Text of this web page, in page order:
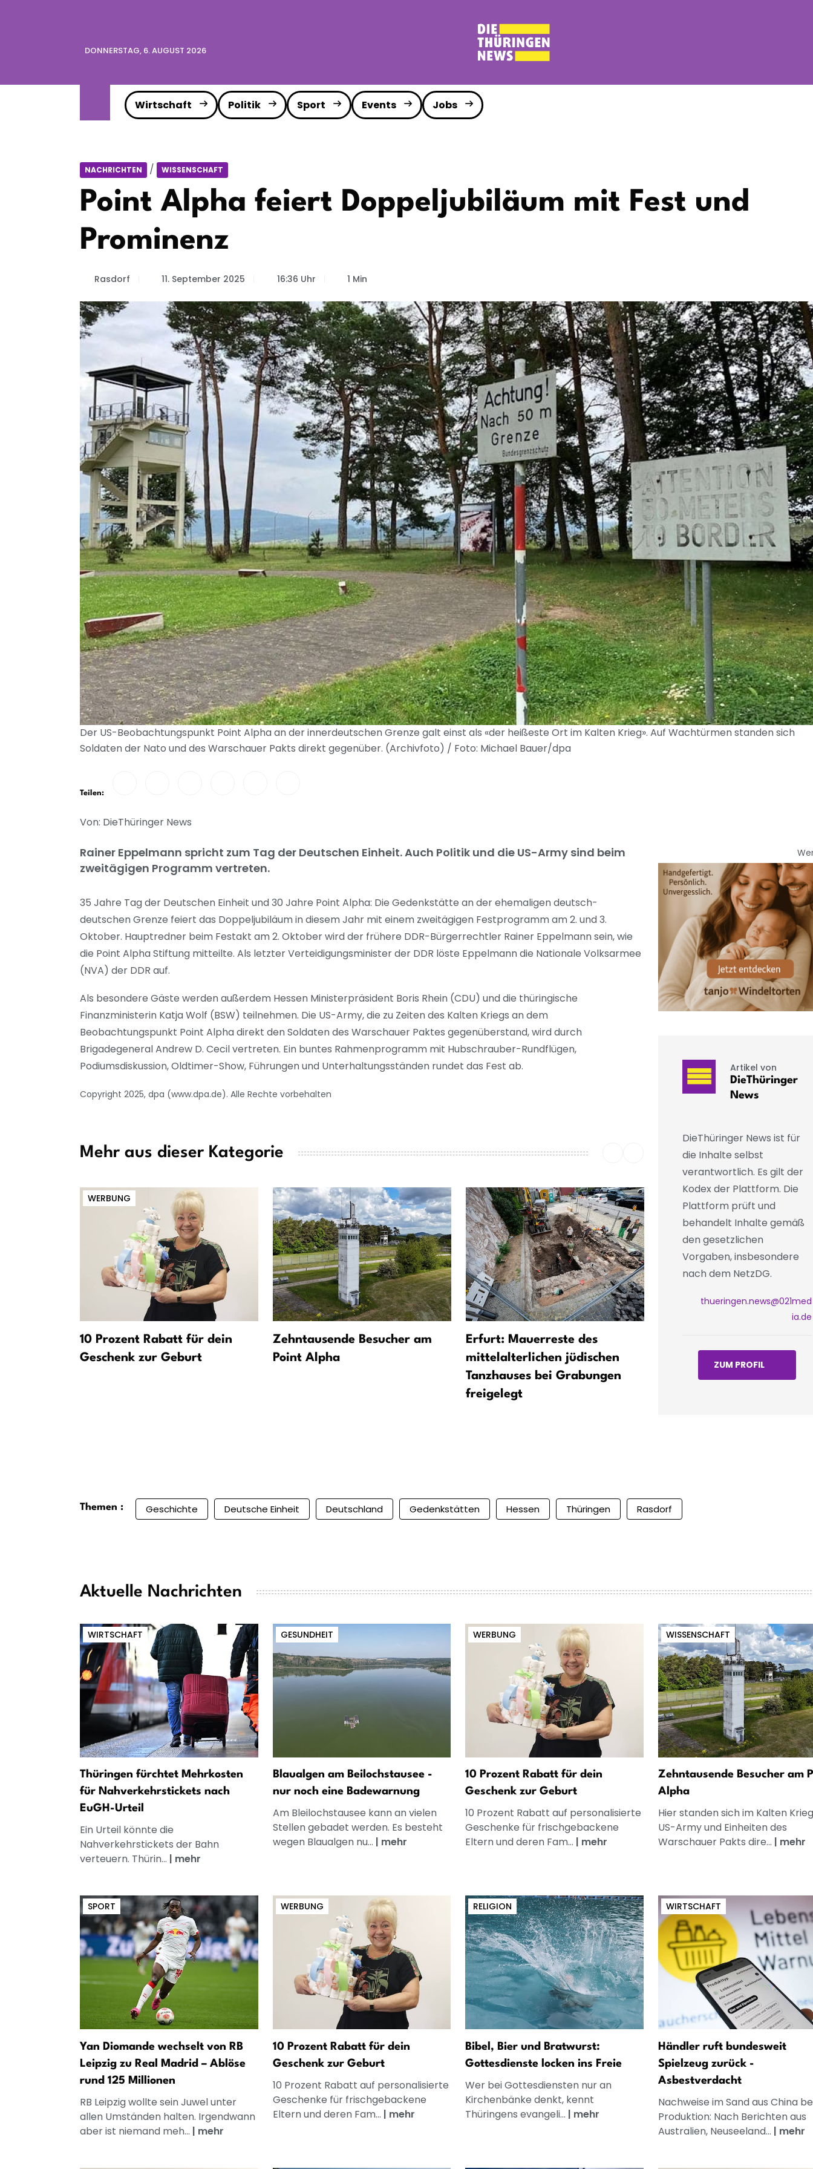
DONNERSTAG, 6. AUGUST 2026
Wirtschaft Politik Sport Events Jobs
NACHRICHTEN / WISSENSCHAFT
Point Alpha feiert Doppeljubiläum mit Fest und
Prominenz
Rasdorf 11. September 2025 16:36 Uhr 1 Min
Der US-Beobachtungspunkt Point Alpha an der innerdeutschen Grenze galt einst als «der heißeste Ort im Kalten Krieg». Auf Wachtürmen standen sich
Soldaten der Nato und des Warschauer Pakts direkt gegenüber. (Archivfoto) / Foto: Michael Bauer/dpa
Teilen:
Von: DieThüringer News
Rainer Eppelmann spricht zum Tag der Deutschen Einheit. Auch Politik und die US-Army sind beim
zweitägigen Programm vertreten.
35 Jahre Tag der Deutschen Einheit und 30 Jahre Point Alpha: Die Gedenkstätte an der ehemaligen deutsch-
deutschen Grenze feiert das Doppeljubiläum in diesem Jahr mit einem zweitägigen Festprogramm am 2. und 3.
Oktober. Hauptredner beim Festakt am 2. Oktober wird der frühere DDR-Bürgerrechtler Rainer Eppelmann sein, wie
die Point Alpha Stiftung mitteilte. Als letzter Verteidigungsminister der DDR löste Eppelmann die Nationale Volksarmee
(NVA) der DDR auf.
Als besondere Gäste werden außerdem Hessen Ministerpräsident Boris Rhein (CDU) und die thüringische
Finanzministerin Katja Wolf (BSW) teilnehmen. Die US-Army, die zu Zeiten des Kalten Kriegs an dem
Beobachtungspunkt Point Alpha direkt den Soldaten des Warschauer Paktes gegenüberstand, wird durch
Brigadegeneral Andrew D. Cecil vertreten. Ein buntes Rahmenprogramm mit Hubschrauber-Rundflügen,
Podiumsdiskussion, Oldtimer-Show, Führungen und Unterhaltungsständen rundet das Fest ab.
Copyright 2025, dpa (www.dpa.de). Alle Rechte vorbehalten
Mehr aus dieser Kategorie
WERBUNG
10 Prozent Rabatt für dein
Geschenk zur Geburt
Zehntausende Besucher am
Point Alpha
Erfurt: Mauerreste des
mittelalterlichen jüdischen
Tanzhauses bei Grabungen
freigelegt
Artikel von
DieThüringer
News
DieThüringer News ist für
die Inhalte selbst
verantwortlich. Es gilt der
Kodex der Plattform. Die
Plattform prüft und
behandelt Inhalte gemäß
den gesetzlichen
Vorgaben, insbesondere
nach dem NetzDG.
thueringen.news@021med
ia.de
ZUM PROFIL
Themen : Geschichte Deutsche Einheit Deutschland Gedenkstätten Hessen Thüringen Rasdorf
Aktuelle Nachrichten
WIRTSCHAFT
Thüringen fürchtet Mehrkosten
für Nahverkehrstickets nach
EuGH-Urteil
Ein Urteil könnte die
Nahverkehrstickets der Bahn
verteuern. Thürin... | mehr
GESUNDHEIT
Blaualgen am Beilochstausee -
nur noch eine Badewarnung
Am Bleilochstausee kann an vielen
Stellen gebadet werden. Es besteht
wegen Blaualgen nu... | mehr
WERBUNG
10 Prozent Rabatt für dein
Geschenk zur Geburt
10 Prozent Rabatt auf personalisierte
Geschenke für frischgebackene
Eltern und deren Fam... | mehr
WISSENSCHAFT
Zehntausende Besucher am
Alpha
Hier standen sich im Kalten
US-Army und Einheiten des
Warschauer Pakts dire... | mehr
SPORT
Yan Diomande wechselt von RB
Leipzig zu Real Madrid – Ablöse
rund 125 Millionen
RB Leipzig wollte sein Juwel unter
allen Umständen halten. Irgendwann
aber ist niemand meh... | mehr
WERBUNG
10 Prozent Rabatt für dein
Geschenk zur Geburt
10 Prozent Rabatt auf personalisierte
Geschenke für frischgebackene
Eltern und deren Fam... | mehr
RELIGION
Bibel, Bier und Bratwurst:
Gottesdienste locken ins Freie
Wer bei Gottesdiensten nur an
Kirchenbänke denkt, kennt
Thüringens evangeli... | mehr
WIRTSCHAFT
Händler ruft bundesweit
Spielzeug zurück -
Asbestverdacht
Nachweise im Sand aus China
Produktion: Nach Berichten aus
Australien, Neuseeland... | mehr